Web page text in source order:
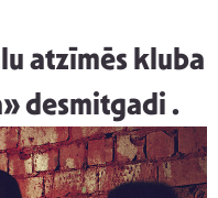
atzīmēs kluba
desmitgadi .